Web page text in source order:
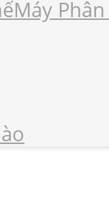
Máy